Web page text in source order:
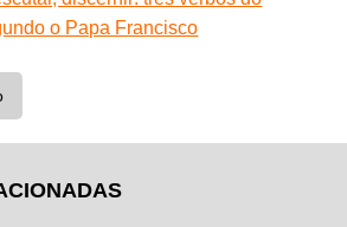
o Papa Francisco